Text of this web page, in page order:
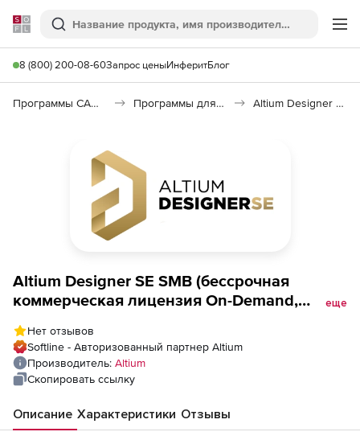
Softline
Поиск
8 (800) 200-08-60Запрос ценыИнферитБлог
Программы САПР и ГИС Программы для машиностроения Altium Designer SE
Altium Designer SE SMB (бессрочная
коммерческая лицензия On-Demand,
еще
Нет отзывов
Softline - Авторизованный партнер Altium
Производитель: Altium
Скопировать ссылку
Описание Характеристики Отзывы